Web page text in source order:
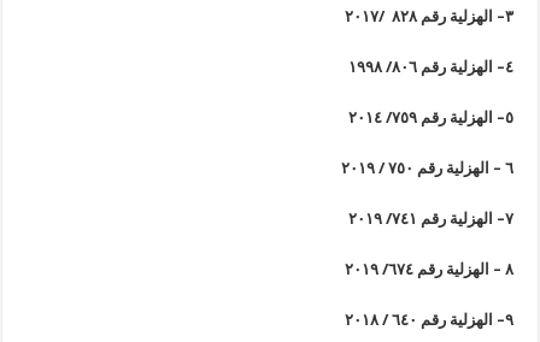
٣– الهزلية رقم ٨٢٨ /٢٠١٧
٤– الهزلية رقم ٨٠٦/ ١٩٩٨
٥– الهزلية رقم ٧٥٩/ ٢٠١٤
٦ – الهزلية رقم ٧٥٠ / ٢٠١٩
٧– الهزلية رقم ٧٤١/ ٢٠١٩
٨ – الهزلية رقم ٦٧٤/ ٢٠١٩
٩– الهزلية رقم ٦٤٠ / ٢٠١٨